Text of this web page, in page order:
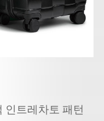
인트레차토 패턴